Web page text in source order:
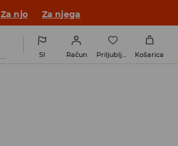
Za njo Za njega
SI Račun Priljubljene Košarica